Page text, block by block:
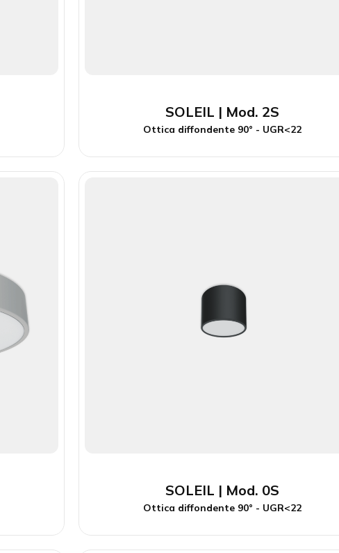
SOLEIL | Mod. 2S
Ottica diffondente 90° - UGR<22
SOLEIL | Mod. 0S
Ottica diffondente 90° - UGR<22